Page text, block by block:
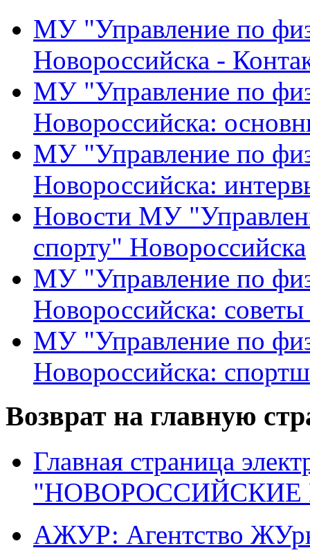
МУ "Управление по
Новороссийска -
МУ "Управление по
Новороссийска:
МУ "Управление по
Новороссийска:
Новости МУ
спорту" Новороссийска
МУ "Управление по
Новороссийска:
МУ "Управление по
Новороссийска:
Возврат на главную
Главная страница
"НОВОРОССИЙСКИЕ
АЖУР: Агентство